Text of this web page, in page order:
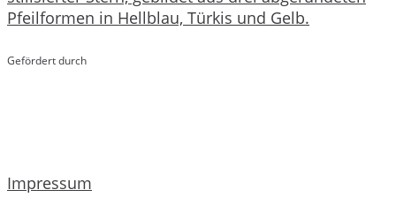
Gefördert durch
Impressum